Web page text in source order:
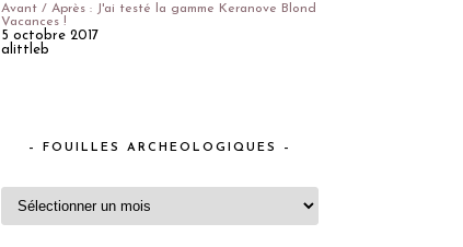
Avant / Après : J'ai testé la gamme Keranove Blond
Vacances !
5 octobre 2017
alittleb
– FOUILLES ARCHEOLOGIQUES –